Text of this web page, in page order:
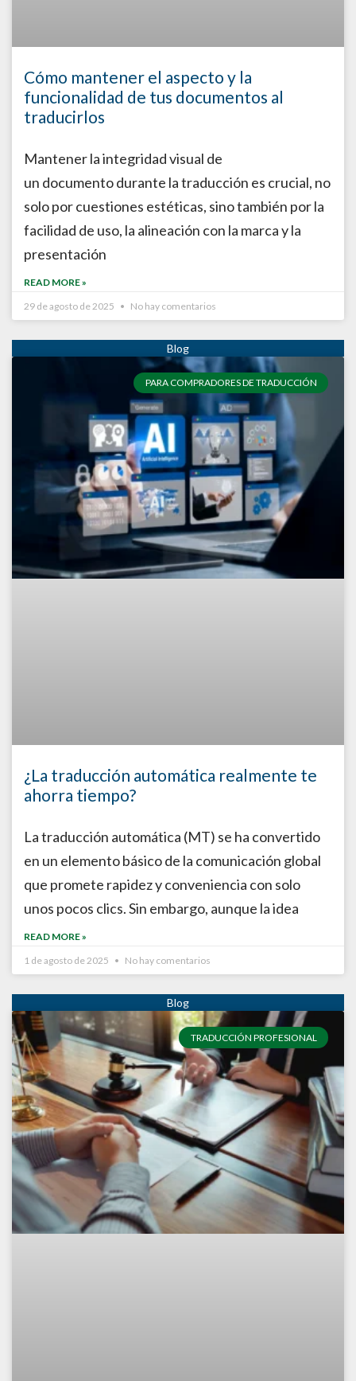
Cómo mantener el aspecto y la
funcionalidad de tus documentos al
traducirlos
Mantener la integridad visual de
un documento durante la traducción es crucial, no
solo por cuestiones estéticas, sino también por la
facilidad de uso, la alineación con la marca y la
presentación
READ MORE »
29 de agosto de 2025
No hay comentarios
PARA COMPRADORES DE TRADUCCIÓN
¿La traducción automática realmente te
ahorra tiempo?
La traducción automática (MT) se ha convertido
en un elemento básico de la comunicación global
que promete rapidez y conveniencia con solo
unos pocos clics. Sin embargo, aunque la idea
READ MORE »
1 de agosto de 2025
No hay comentarios
TRADUCCIÓN PROFESIONAL